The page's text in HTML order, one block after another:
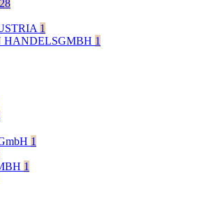
28
1
HANDELSGMBH 1
1
1